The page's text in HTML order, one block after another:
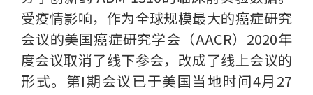
受疫情影响，作为全球规模最大的癌症研究
会议的美国癌症研究学会（AACR）2020年
度会议取消了线下参会，改成了线上会议的
形式。第I期会议已于美国当地时间4月27